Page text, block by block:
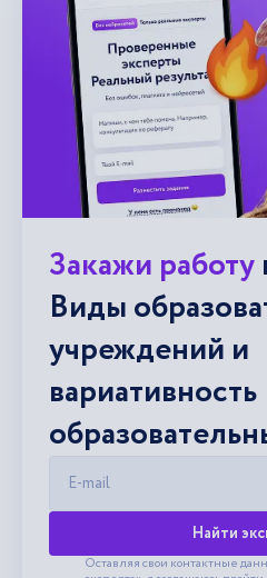
Закажи работу
Виды
учреждений и
вариативность
Найти
Оставляя свои контактные